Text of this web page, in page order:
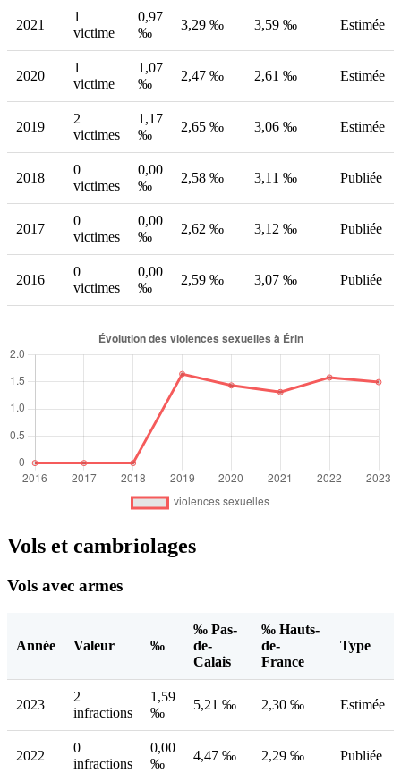
2021
1
victime
0,97
‰
3,29 ‰ 3,59 ‰ Estimée
2020
1
victime
1,07
‰
2,47 ‰ 2,61 ‰ Estimée
2019
2
victimes
1,17
‰
2,65 ‰ 3,06 ‰ Estimée
2018
0
victimes
0,00
‰
2,58 ‰ 3,11 ‰ Publiée
2017
0
victimes
0,00
‰
2,62 ‰ 3,12 ‰ Publiée
2016
0
victimes
0,00
‰
2,59 ‰ 3,07 ‰ Publiée
Vols et cambriolages
Vols avec armes
Année Valeur ‰
‰ Pas-
de-
Calais
‰ Hauts-
de-
France
Type
2023
2
infractions
1,59
‰
5,21 ‰ 2,30 ‰ Estimée
2022
0
infractions
0,00
‰
4,47 ‰ 2,29 ‰ Publiée